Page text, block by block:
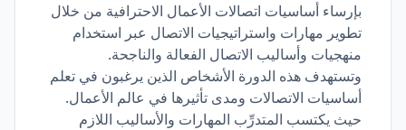
بإرساء أساسيات اتصالات الأعمال الاحترافية من خلال
تطوير مهارات واستراتيجيات الاتصال عبر استخدام
منهجيات وأساليب الاتصال الفعالة والناجحة.
وتستهدف هذه الدورة الأشخاص الذين يرغبون في تعلم
أساسيات الاتصالات ومدى تأثيرها في عالم الأعمال.
حيث يكتسب المتدرِّب المهارات والأساليب اللازم